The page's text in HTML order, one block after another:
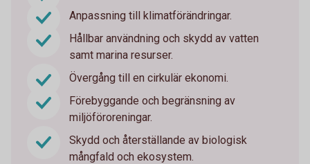
Anpassning till klimatförändringar.
Hållbar användning och skydd av vatten
samt marina resurser.
Övergång till en cirkulär ekonomi.
Förebyggande och begränsning av
miljöföroreningar.
Skydd och återställande av biologisk
mångfald och ekosystem.